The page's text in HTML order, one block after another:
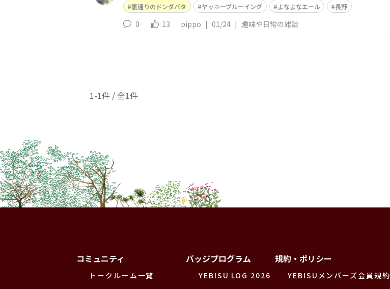
裏通りのドンダバタ ヤッホーブルーイング よなよなエール 長野
0 13 pippo | 01/24 | 趣味や日常の雑談
1-1件 / 全1件
コミュニティ
トークルーム一覧
バッジプログラム
YEBISU LOG 2026
規約・ポリシー
YEBISUメンバーズ会員規約